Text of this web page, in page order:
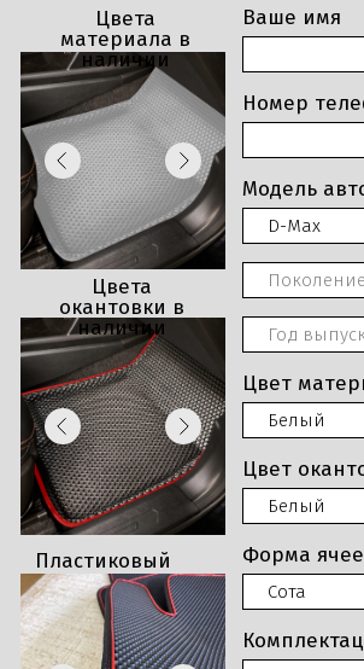
Ваше имя
Номер
Модель
Цвет
Цвет
Форма
Цвета
окантовки в
наличии
Пластиковый
кант
Цвета
материала в
наличии